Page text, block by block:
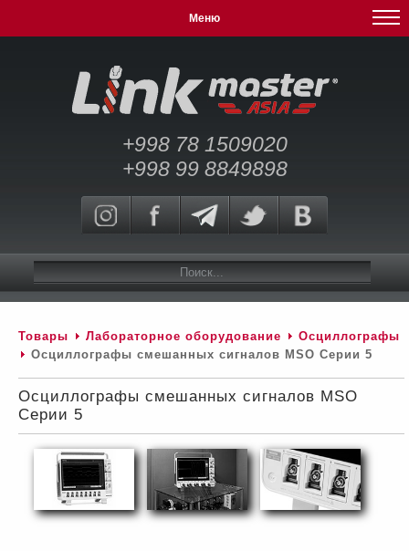
Меню
+998 78 1509020
+998 99 8849898
Товары Лабораторное оборудование
Осциллографы
Осциллографы смешанных сигналов MSO Серии 5
Осциллографы смешанных сигналов MSO
Серии 5